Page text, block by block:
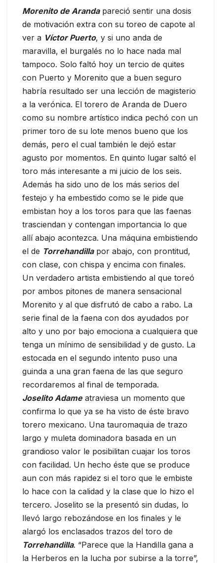
Morenito de Arandapareció sentir una dosis
de motivación extra con su toreo de capote al
ver a Víctor Puerto, y si uno anda de
maravilla, el burgalés no lo hace nada mal
tampoco. Solo faltó hoy un tercio de quites
con Puerto y Morenito que a buen seguro
habría resultado ser una lección de magisterio
a la verónica. El torero de Aranda de Duero
como su nombre artístico indica pechó con un
primer toro de su lote menos bueno que los
demás, pero el cual también le dejó estar
agusto por momentos. En quinto lugar saltó el
toro más interesante a mi juicio de los seis.
Además ha sido uno de los más serios del
festejo y ha embestido como se le pide que
embistan hoy a los toros para que las faenas
trasciendan y contengan importancia lo que
allí abajo acontezca. Una máquina embistiendo
el de Torrehandillapor abajo, con prontitud,
con clase, con chispa y encima con finales.
Un verdadero artista embistiendo al que toreó
por ambos pitones de manera sensacional
Morenito y al que disfrutó de cabo a rabo. La
serie final de la faena con dos ayudados por
alto y uno por bajo emociona a cualquiera que
tenga un mínimo de sensibilidad y de gusto. La
estocada en el segundo intento puso una
guinda a una gran faena de las que seguro
recordaremos al final de temporada.
Joselito Adameatraviesa un momento que
confirma lo que ya se ha visto de éste bravo
torero mexicano. Una tauromaquia de trazo
largo y muleta dominadora basada en un
grandioso valor le posibilitan cuajar los toros
con facilidad. Un hecho éste que se produce
aun con más rapidez si el toro que le embiste
lo hace con la calidad y la clase que lo hizo el
tercero. Joselito se la presentó sin dudas, lo
llevó largo rebozándose en los finales y le
alargó los enclasados trazos del toro de
Torrehandilla. “Parece que la Handilla gana a
la Herberos en la lucha por subirse a la torre”,